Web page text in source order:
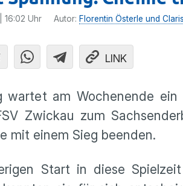
| 16:02 Uhr Autor: Florentin Österle und
LINK
wartet am Wochenende
Zwickau zum
mit einem Sieg beenden.
Start in diese